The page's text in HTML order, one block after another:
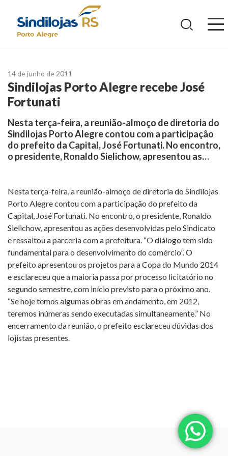
14 de junho de 2011
Sindilojas Porto Alegre recebe José
Fortunati
Nesta terça-feira, a reunião-almoço de diretoria do
Sindilojas Porto Alegre contou com a participação
do prefeito da Capital, José Fortunati. No encontro,
o presidente, Ronaldo Sielichow, apresentou as…
Nesta terça-feira, a reunião-almoço de diretoria do Sindilojas
Porto Alegre contou com a participação do prefeito da
Capital, José Fortunati. No encontro, o presidente, Ronaldo
Sielichow, apresentou as ações desenvolvidas pelo Sindicato
e ressaltou a parceria com a prefeitura. “O diálogo tem sido
fundamental para o desenvolvimento do comércio”. O
prefeito apresentou os projetos para a Copa do Mundo 2014
e esclareceu que a maioria passa por processo licitatório no
segundo semestre, com início previsto para o próximo ano.
“Se hoje temos algumas obras em andamento, em 2012,
teremos inúmeras sendo executadas simultaneamente.” No
encerramento da reunião, o prefeito esclareceu dúvidas dos
lojistas presentes.